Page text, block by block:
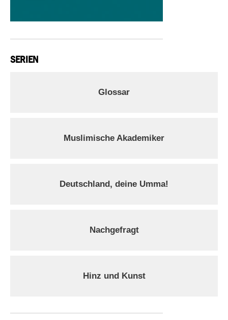
SERIEN
Glossar
Muslimische Akademiker
Deutschland, deine Umma!
Nachgefragt
Hinz und Kunst